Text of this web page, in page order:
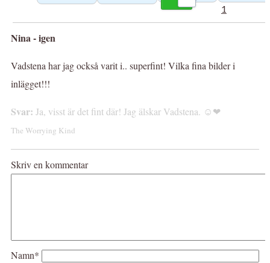
1
Nina - igen
Vadstena har jag också varit i.. superfint! Vilka fina bilder i
inlägget!!!
Svar: Ja, visst är det fint där! Jag älskar Vadstena. ☺❤
The Worrying Kind
Skriv en kommentar
Namn*